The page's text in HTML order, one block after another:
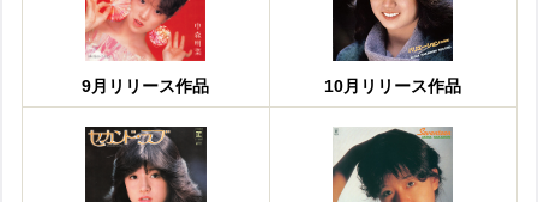
9月リリース作品 10月リリース作品